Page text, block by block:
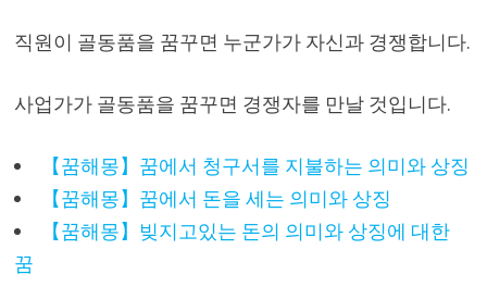
직원이 골동품을 꿈꾸면 누군가가 자신과 경쟁합니다.
사업가가 골동품을 꿈꾸면 경쟁자를 만날 것입니다.
【꿈해몽】꿈에서 청구서를 지불하는 의미와 상징
【꿈해몽】꿈에서 돈을 세는 의미와 상징
【꿈해몽】빚지고있는 돈의 의미와 상징에 대한
꿈